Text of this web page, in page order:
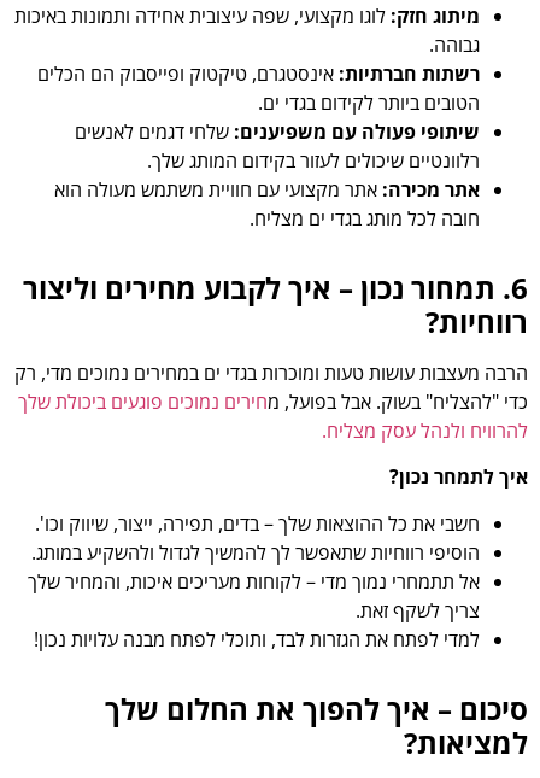
מיתוג חזק: לוגו מקצועי, שפה עיצובית אחידה ותמונות באיכות
גבוהה.
רשתות חברתיות: אינסטגרם, טיקטוק ופייסבוק הם הכלים
הטובים ביותר לקידום בגדי ים.
שיתופי פעולה עם משפיענים: שלחי דגמים לאנשים
רלוונטיים שיכולים לעזור בקידום המותג שלך.
אתר מכירה: אתר מקצועי עם חוויית משתמש מעולה הוא
חובה לכל מותג בגדי ים מצליח.
6. תמחור נכון – איך לקבוע מחירים וליצור
רווחיות?
הרבה מעצבות עושות טעות ומוכרות בגדי ים במחירים נמוכים מדי, רק
כדי "להצליח" בשוק. אבל בפועל, מחירים נמוכים פוגעים ביכולת שלך
להרוויח ולנהל עסק מצליח.
איך לתמחר נכון?
חשבי את כל ההוצאות שלך – בדים, תפירה, ייצור, שיווק וכו'.
הוסיפי רווחיות שתאפשר לך להמשיך לגדול ולהשקיע במותג.
אל תתמחרי נמוך מדי – לקוחות מעריכים איכות, והמחיר שלך
צריך לשקף זאת.
למדי לפתח את הגזרות לבד, ותוכלי לפתח מבנה עלויות נכון!
סיכום – איך להפוך את החלום שלך
למציאות?